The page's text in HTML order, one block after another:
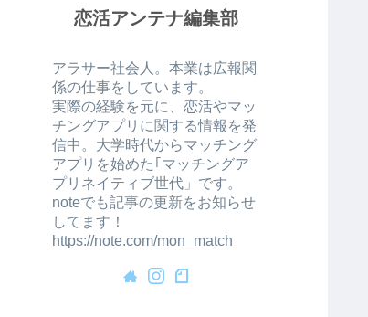
恋活アンテナ編集部
アラサー社会人。本業は広報関
係の仕事をしています。
実際の経験を元に、恋活やマッ
チングアプリに関する情報を発
信中。大学時代からマッチング
アプリを始めた｢マッチングア
プリネイティブ世代」です。
noteでも記事の更新をお知らせ
してます！
https://note.com/mon_match